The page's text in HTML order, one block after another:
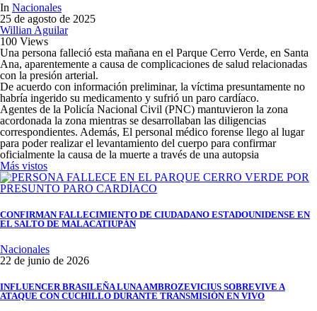
In Nacionales
25 de agosto de 2025
Willian Aguilar
100 Views
Una persona falleció esta mañana en el Parque Cerro Verde, en Santa
Ana, aparentemente a causa de complicaciones de salud relacionadas
con la presión arterial.
De acuerdo con información preliminar, la víctima presuntamente no
habría ingerido su medicamento y sufrió un paro cardíaco.
Agentes de la Policía Nacional Civil (PNC) mantuvieron la zona
acordonada la zona mientras se desarrollaban las diligencias
correspondientes. Además, El personal médico forense llego al lugar
para poder realizar el levantamiento del cuerpo para confirmar
oficialmente la causa de la muerte a través de una autopsia
Más vistos
CONFIRMAN FALLECIMIENTO DE CIUDADANO ESTADOUNIDENSE EN
EL SALTO DE MALACATIUPÁN
Nacionales
22 de junio de 2026
INFLUENCER BRASILEÑA LUNA AMBROZEVICIUS SOBREVIVE A
ATAQUE CON CUCHILLO DURANTE TRANSMISIÓN EN VIVO